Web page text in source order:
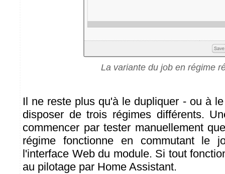
La variante du job en régime
Il ne reste plus qu'à le dupliquer - ou à
disposer de trois régimes différents.
commencer par tester manuellement
régime fonctionne en commutant le
l'interface Web du module. Si tout
au pilotage par Home Assistant.